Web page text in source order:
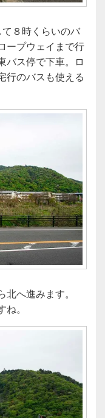
８時くらいのバ
ープウェイまで行
バス停で下車。ロ
行のバスも使える
へ進みます。
。